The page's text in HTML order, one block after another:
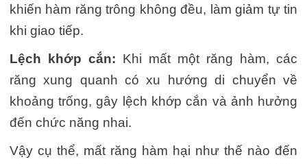
khiến hàm răng trông không đều, làm giảm tự tin
khi giao tiếp.
Lệch khớp cắn: Khi mất một răng hàm, các
răng xung quanh có xu hướng di chuyển về
khoảng trống, gây lệch khớp cắn và ảnh hưởng
đến chức năng nhai.
Vậy cụ thể, mất răng hàm hại như thế nào đến